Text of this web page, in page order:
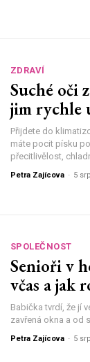
ZDRAVÍ
Suché oči
jim rychle
Přijdete do
máte pocit písku
přecitlivělost,
Petra Zajícova - 5
SPOLEČNOST
Senioři v
včas a jak
Babička tvrdí, že jí
zavřená okna a od
Petra Zajícova - 5